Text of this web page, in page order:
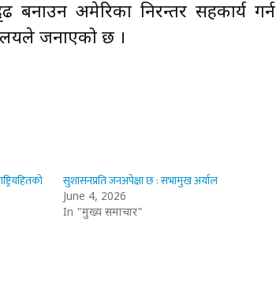
अमेरिका निरन्तर सहकार्य गर्न
जनाएको छ ।
सुशासनप्रति जनअपेक्षा छ : सभामुख अर्याल
June 4, 2026
In "मुख्य समाचार"